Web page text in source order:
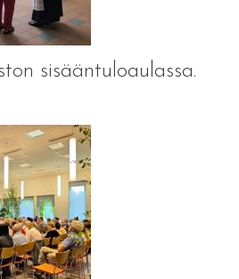
sisääntuloaulassa.